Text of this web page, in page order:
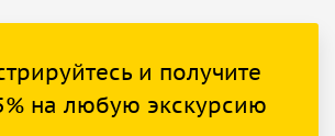
и получите
на любую экскурсию